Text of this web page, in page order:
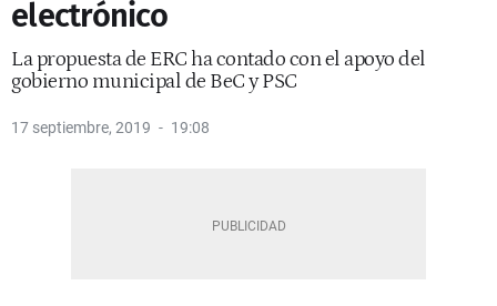
electrónico
La propuesta de ERC ha contado con el apoyo del
gobierno municipal de BeC y PSC
17 septiembre, 2019 19:08